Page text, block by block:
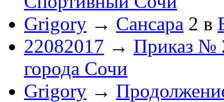
Grigory → Сансара 2 в
22082017 → Приказ №
города Сочи
Grigory →